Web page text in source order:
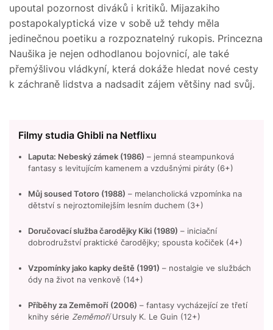
upoutal pozornost diváků i kritiků. Mijazakiho
postapokalyptická vize v sobě už tehdy měla
jedinečnou poetiku a rozpoznatelný rukopis. Princezna
Naušika je nejen odhodlanou bojovnicí, ale také
přemýšlivou vládkyní, která dokáže hledat nové cesty
k záchraně lidstva a nadsadit zájem většiny nad svůj.
Filmy studia Ghibli na Netflixu
Laputa: Nebeský zámek (1986) – jemná steampunková
fantasy s levitujícím kamenem a vzdušnými piráty (6+)
Můj soused Totoro (1988) – melancholická vzpomínka na
dětství s nejroztomilejším lesním duchem (3+)
Doručovací služba čarodějky Kiki (1989) – iniciační
dobrodružství praktické čarodějky; spousta kočiček (4+)
Vzpomínky jako kapky deště (1991) – nostalgie ve službách
ódy na život na venkově (14+)
Příběhy za Zeměmoří (2006) – fantasy vycházející ze třetí
knihy série ZeměmoříUrsuly K. Le Guin (12+)